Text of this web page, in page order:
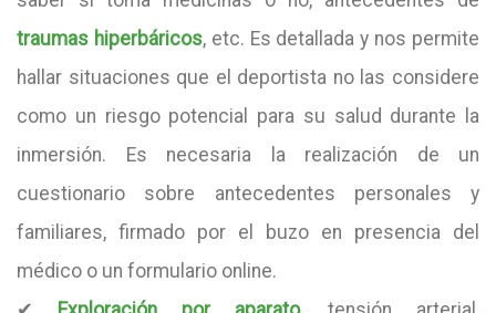
traumas hiperbáricos, etc. Es detallada y nos permite
hallar situaciones que el deportista no las considere
como un riesgo potencial para su salud durante la
inmersión. Es necesaria la realización de un
cuestionario sobre antecedentes personales y
familiares, firmado por el buzo en presencia del
médico o un formulario online.